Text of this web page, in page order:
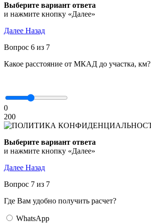
Выберите вариант ответа
и нажмите кнопку «Далее»
Далее Назад
Вопрос 6 из 7
Какое расстояние от МКАД до участка, км?
0
200
Выберите вариант ответа
и нажмите кнопку «Далее»
Далее Назад
Вопрос 7 из 7
Где Вам удобно получить расчет?
WhatsApp